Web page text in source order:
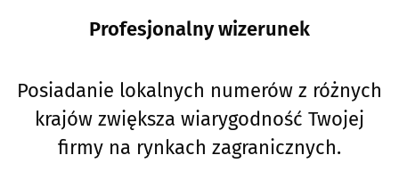
Profesjonalny wizerunek
Posiadanie lokalnych numerów z różnych
krajów zwiększa wiarygodność Twojej
firmy na rynkach zagranicznych.